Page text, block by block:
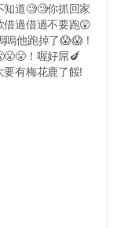
知道🧐🧐你抓回家
借過借過不要跑😲
嗚他跑掉了😱😱！
！喔好屌🍆
要有梅花鹿了餒!